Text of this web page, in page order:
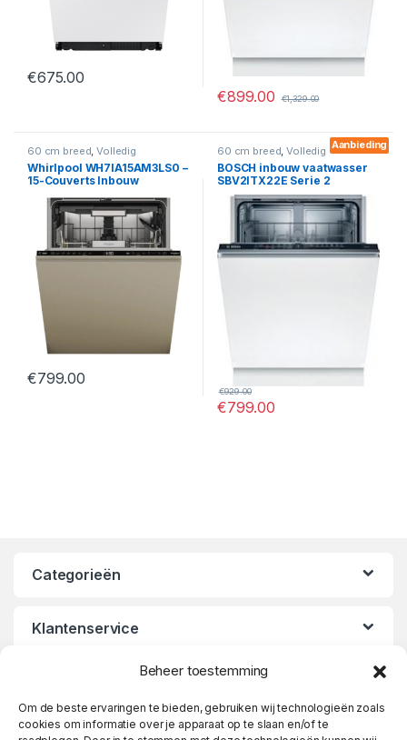
Beheer toestemming
Om de beste ervaringen te bieden, gebruiken wij technologieën zoals
cookies om informatie over je apparaat op te slaan en/of te
€675.00
€899.00 €1,329.00
60 cm breed,Volledig
geïntegreerd,Vaatwassers
Whirlpool WH7IA15AM3LS0 –
15-Couverts Inbouw
PowerClean Pro
€799.00
Aanbieding
60 cm breed,Volledig
geïntegreerd , Vaatwassers
BOSCH inbouw vaatwasser
SBV2ITX22E Serie 2
€799.00
€929.00
Categorieën
Klantenservice